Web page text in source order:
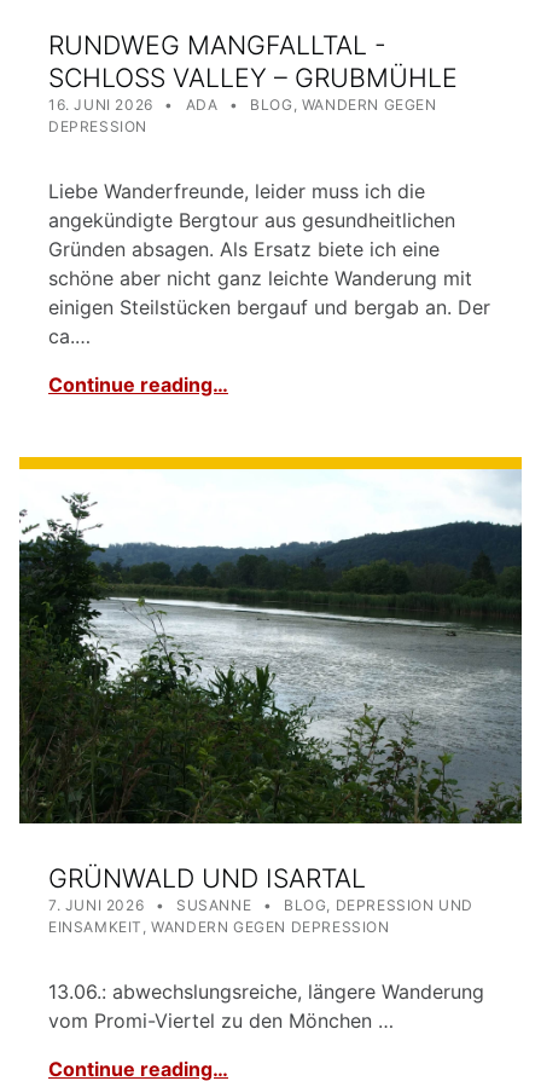
RUNDWEG MANGFALLTAL -
SCHLOSS VALLEY – GRUBMÜHLE
POSTED ON:
16. JUNI 2026 ADA CATEGORIZED IN:
BLOG WANDERN GEGEN
DEPRESSION
Liebe Wanderfreunde, leider muss ich die
angekündigte Bergtour aus gesundheitlichen
Gründen absagen. Als Ersatz biete ich eine
schöne aber nicht ganz leichte Wanderung mit
einigen Steilstücken bergauf und bergab an. Der
ca.…
Continue reading…
GRÜNWALD UND ISARTAL
POSTED ON:
7. JUNI 2026
WRITTEN BY:
SUSANNE CATEGORIZED IN:
BLOG
DEPRESSION UND
EINSAMKEIT ,WANDERN GEGEN DEPRESSION
13.06.: abwechslungsreiche, längere Wanderung
vom Promi-Viertel zu den Mönchen …
Continue reading…